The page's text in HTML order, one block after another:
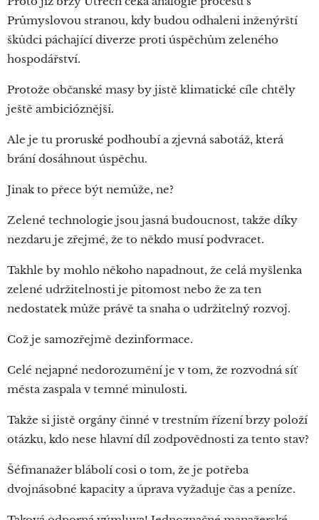
Průmyslovou stranou, kdy budou odhaleni inženýrští
škůdci páchající diverze proti úspěchům zeleného
hospodářství.
Protože občanské masy by jistě klimatické cíle chtěly
ještě ambicióznější.
Ale je tu proruské podhoubí a zjevná sabotáž, která
brání dosáhnout úspěchu.
Jinak to přece být nemůže, ne?
Zelené technologie jsou jasná budoucnost, takže díky
nezdaru je zřejmé, že to někdo musí podvracet.
Takhle by mohlo někoho napadnout, že celá myšlenka
zelené udržitelnosti je pitomost nebo že za ten
nedostatek může právě ta snaha o udržitelný rozvoj.
Což je samozřejmě dezinformace.
Celé nejapné nedorozumění je v tom, že rozvodná síť
města zaspala v temné minulosti.
Takže si jistě orgány činné v trestním řízení brzy položí
otázku, kdo nese hlavní díl zodpovědnosti za tento stav?
Šéfmanažer blábolí cosi o tom, že je potřeba
dvojnásobné kapacity a úprava vyžaduje čas a peníze.